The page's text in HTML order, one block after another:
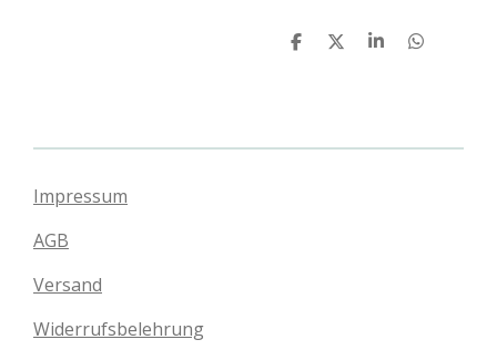
T
T
T
T
Impressum
AGB
Versand
Widerrufsbelehrung